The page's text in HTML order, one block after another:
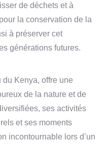
de déchets et à
la conservation de la
à préserver cet
générations futures.
Kenya, offre une
de la nature et de
ses activités
et ses moments
incontournable lors d’un